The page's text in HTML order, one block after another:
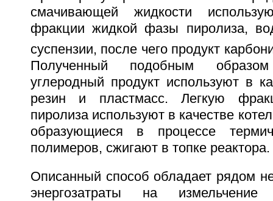
смачивающей жидкости
фракции жидкой фазы пиролиза,
суспензии, после чего продукт
Полученный подобным образом
углеродный продукт используют в
резин и пластмасс. Легкую
пиролиза используют в качестве
образующиеся в процессе
полимеров, сжигают в топке реактора.
Описанный способ обладает рядом
энергозатраты на